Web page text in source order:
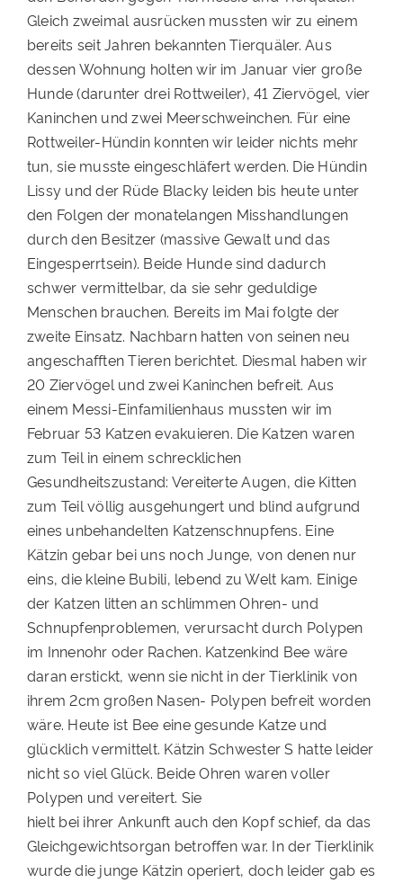
PATENSCHAFTEN
HELFER WERDEN
Gleich zweimal ausrücken mussten wir zu einem
bereits seit Jahren bekannten Tierquäler. Aus
dessen Wohnung holten wir im Januar vier große
Hunde (darunter drei Rottweiler), 41 Ziervögel, vier
Kaninchen und zwei Meerschweinchen. Für eine
Rottweiler-Hündin konnten wir leider nichts mehr
tun, sie musste eingeschläfert werden. Die Hündin
Lissy und der Rüde Blacky leiden bis heute unter
den Folgen der monatelangen Misshandlungen
durch den Besitzer (massive Gewalt und das
Eingesperrtsein). Beide Hunde sind dadurch
schwer vermittelbar, da sie sehr geduldige
Menschen brauchen. Bereits im Mai folgte der
zweite Einsatz. Nachbarn hatten von seinen neu
angeschafften Tieren berichtet. Diesmal haben wir
20 Ziervögel und zwei Kaninchen befreit. Aus
einem Messi-Einfamilienhaus mussten wir im
Februar 53 Katzen evakuieren. Die Katzen waren
zum Teil in einem schrecklichen
Gesundheitszustand: Vereiterte Augen, die Kitten
zum Teil völlig ausgehungert und blind aufgrund
eines unbehandelten Katzenschnupfens. Eine
Kätzin gebar bei uns noch Junge, von denen nur
eins, die kleine Bubili, lebend zu Welt kam. Einige
der Katzen litten an schlimmen Ohren- und
Schnupfenproblemen, verursacht durch Polypen
im Innenohr oder Rachen. Katzenkind Bee wäre
daran erstickt, wenn sie nicht in der Tierklinik von
ihrem 2cm großen Nasen- Polypen befreit worden
wäre. Heute ist Bee eine gesunde Katze und
glücklich vermittelt. Kätzin Schwester S hatte leider
nicht so viel Glück. Beide Ohren waren voller
Polypen und vereitert. Sie
hielt bei ihrer Ankunft auch den Kopf schief, da das
Gleichgewichtsorgan betroffen war. In der Tierklinik
wurde die junge Kätzin operiert, doch leider gab es